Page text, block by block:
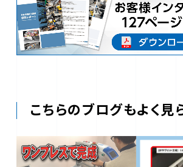
こちらのブログもよく見